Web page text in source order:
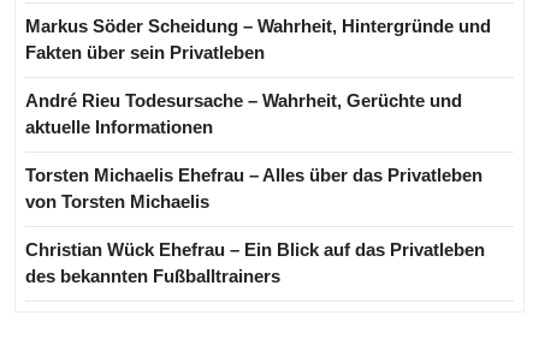
Markus Söder Scheidung – Wahrheit, Hintergründe und
Fakten über sein Privatleben
André Rieu Todesursache – Wahrheit, Gerüchte und
aktuelle Informationen
Torsten Michaelis Ehefrau – Alles über das Privatleben
von Torsten Michaelis
Christian Wück Ehefrau – Ein Blick auf das Privatleben
des bekannten Fußballtrainers